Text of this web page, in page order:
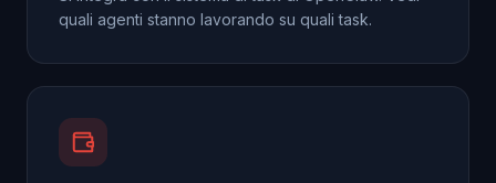
quali agenti stanno lavorando su quali task.